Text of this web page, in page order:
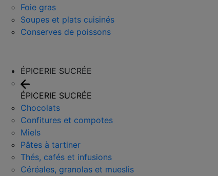
Foie gras
Soupes et plats cuisinés
Conserves de poissons
ÉPICERIE SUCRÉE
ÉPICERIE SUCRÉE
Chocolats
Confitures et compotes
Miels
Pâtes à tartiner
Thés, cafés et infusions
Céréales, granolas et mueslis